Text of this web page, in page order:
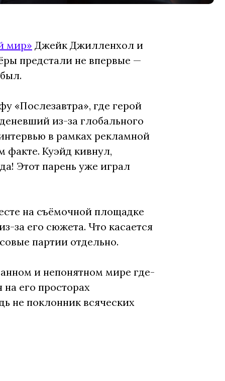
мир» Джейк Джилленхол и
предстали не впервые —
«Послезавтра», где герой
из-за глобального
в рамках рекламной
факте. Куэйд кивнул,
Этот парень уже играл
на съёмочной площадке
за его сюжета. Что касается
партии отдельно.
и непонятном мире где-
его просторах
не поклонник всяческих